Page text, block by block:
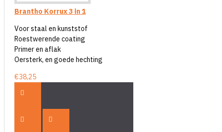
Brantho Korrux 3 in 1
Voor staal en kunststof
Roestwerende coating
Primer en aflak
Oersterk, en goede hechting
€38,25